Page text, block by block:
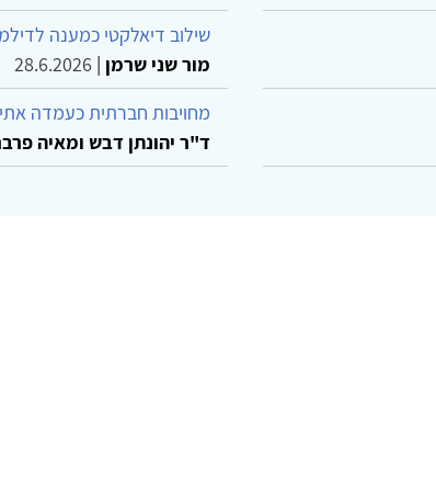
שילוב דיאלקטי כמענה
מור שני שרמן |
28.6.2026
מחויבות חברתית כעמדה
ד"ר יהונתן דבש ומאיה